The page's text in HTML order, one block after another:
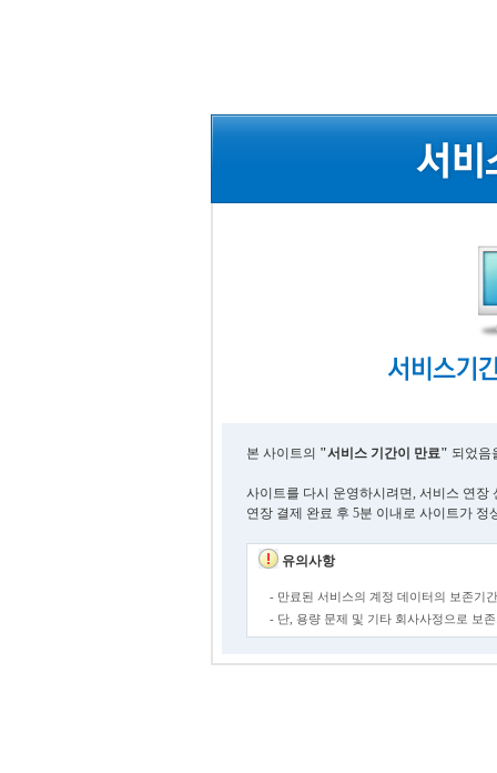
본 사이트의 "서비스 기간이 만료" 되었음
사이트를 다시 운영하시려면, 서비스 연장
연장 결제 완료 후 5분 이내로 사이트가 정
유의사항
- 만료된 서비스의 계정 데이터의 보존기
- 단, 용량 문제 및 기타 회사사정으로 보